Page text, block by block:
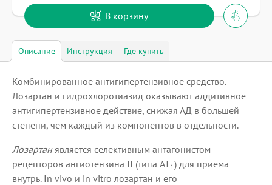
В корзину
Описание Инструкция Где купить
Комбинированное антигипертензивное средство.
Лозартан и гидрохлоротиазид оказывают аддитивное
антигипертензивное действие, снижая АД в большей
степени, чем каждый из компонентов в отдельности.
Лозартанявляется селективным антагонистом
рецепторов ангиотензина II (типа AT1 ) для приема
внутрь. In vivo и in vitro лозартан и его